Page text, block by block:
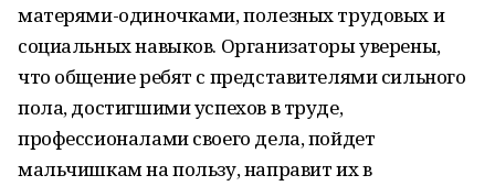
матерями-одиночками, полезных трудовых и
социальных навыков. Организаторы уверены,
что общение ребят с представителями сильного
пола, достигшими успехов в труде,
профессионалами своего дела, пойдет
мальчишкам на пользу, направит их в